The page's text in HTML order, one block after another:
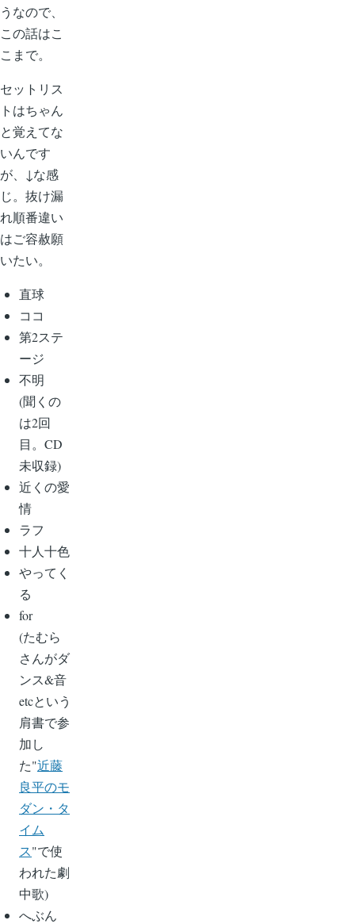
うなので、
この話はこ
こまで。
セットリス
トはちゃん
と覚えてな
いんです
が、↓な感
じ。抜け漏
れ順番違い
はご容赦願
いたい。
直球
ココ
第2ステ
ージ
不明
(聞くの
は2回
目。CD
未収録)
近くの愛
情
ラフ
十人十色
やってく
る
for
(たむら
さんがダ
ンス&音
etcという
肩書で参
加し
た"近藤
良平のモ
ダン・タ
イム
ス"で使
われた劇
中歌)
へぶん